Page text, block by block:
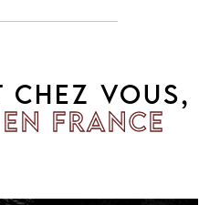
CHEZ VOUS,
FRANCE